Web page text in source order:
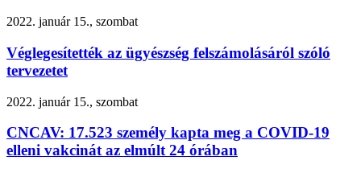
2022. január 15., szombat
Véglegesítették az ügyészség felszámolásáról szóló
tervezetet
2022. január 15., szombat
CNCAV: 17.523 személy kapta meg a COVID-19
elleni vakcinát az elmúlt 24 órában